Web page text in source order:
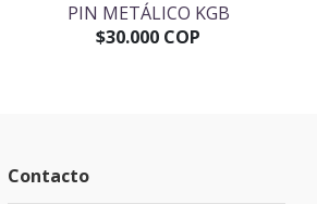
PIN METÁLICO KGB
$30.000 COP
Contacto